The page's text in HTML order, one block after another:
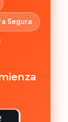
Segura